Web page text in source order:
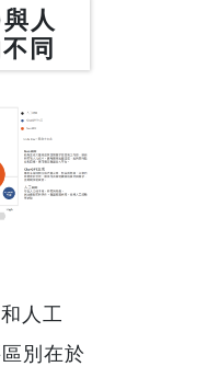
人
同
人工
別在於